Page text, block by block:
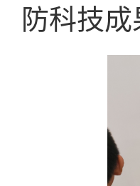
防科技成